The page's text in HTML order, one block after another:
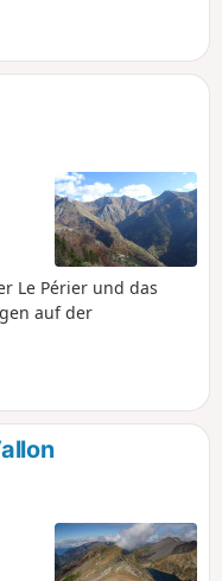
Le Périer und das
auf der